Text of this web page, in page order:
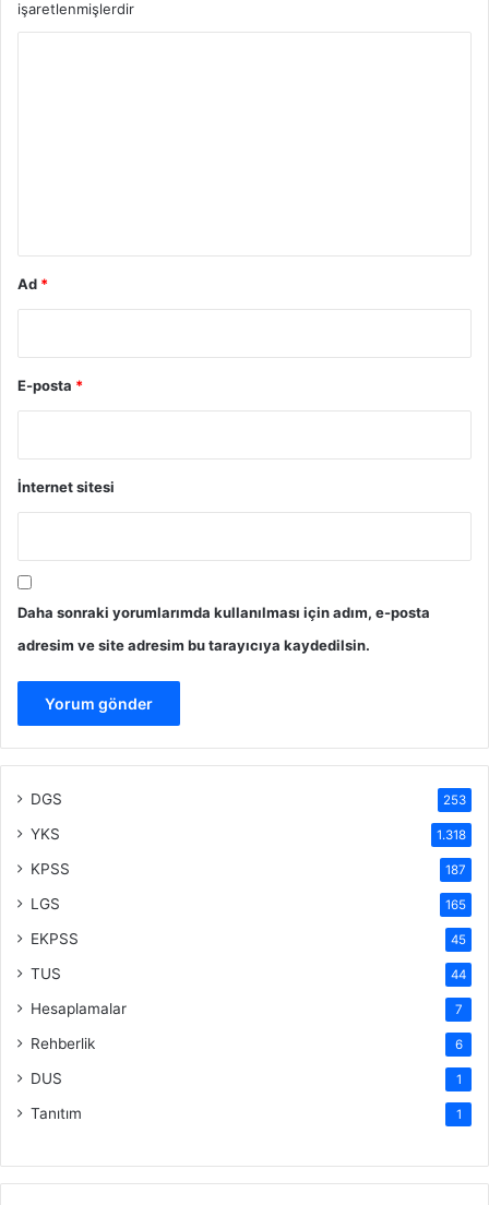
işaretlenmişlerdir
Ad *
E-posta *
İnternet sitesi
Daha sonraki yorumlarımda kullanılması için adım, e-posta
adresim ve site adresim bu tarayıcıya kaydedilsin.
DGS 253
YKS 1.318
KPSS 187
LGS 165
EKPSS 45
TUS 44
Hesaplamalar 7
Rehberlik 6
DUS 1
Tanıtım 1